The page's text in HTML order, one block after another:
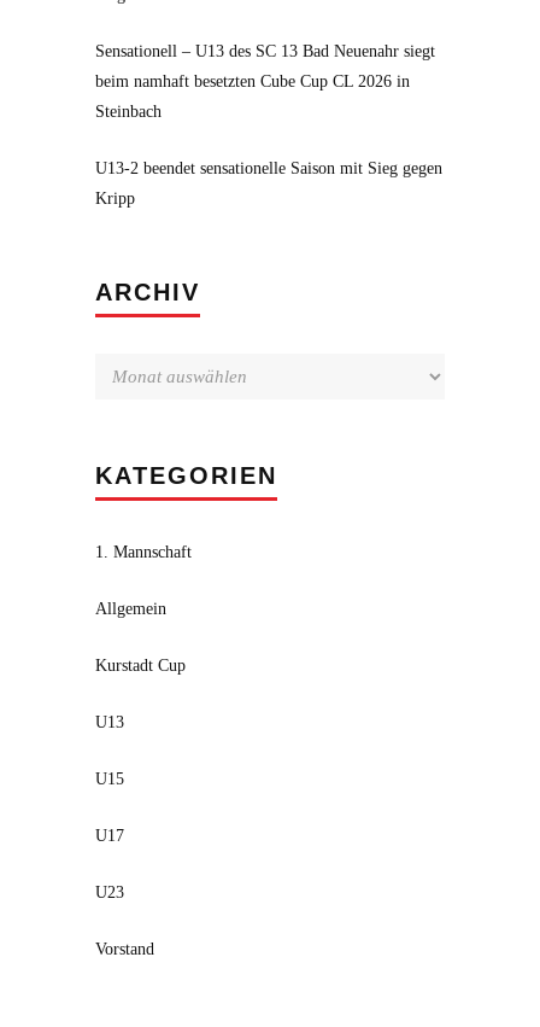
Sensationell – U13 des SC 13 Bad Neuenahr siegt
beim namhaft besetzten Cube Cup CL 2026 in
Steinbach
U13-2 beendet sensationelle Saison mit Sieg gegen
Kripp
ARCHIV
KATEGORIEN
1. Mannschaft
Allgemein
Kurstadt Cup
U13
U15
U17
U23
Vorstand